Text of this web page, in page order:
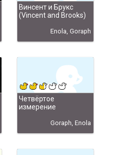
Винсент и Брукс
(Vincent and Brooks)
Enola, Goraph
Четвёртое
измерение
Goraph, Enola